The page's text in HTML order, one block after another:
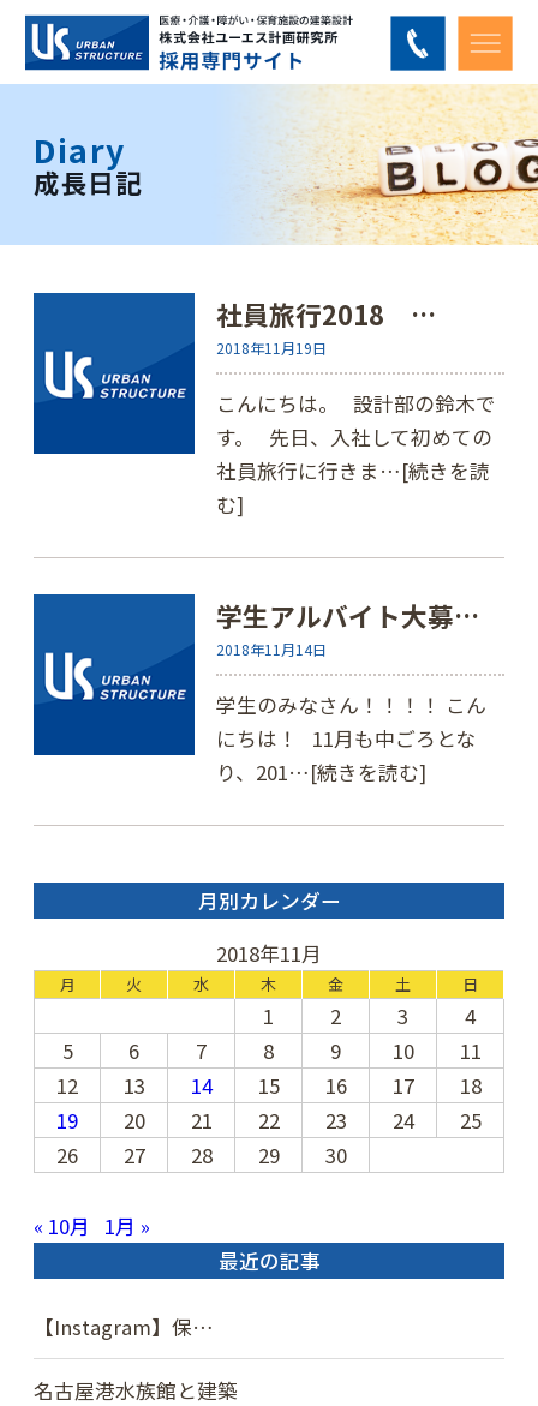
Diary
成長日記
社員旅行2018 …
2018年11月19日
こんにちは。 設計部の鈴木で
す。 先日、入社して初めての
社員旅行に行きま…[続きを読
む]
学生アルバイト大募…
2018年11月14日
学生のみなさん！！！！ こん
にちは！ 11月も中ごろとな
り、201…[続きを読む]
月別カレンダー
2018年11月
月 火 水 木 金 土 日
1 2 3
4
5
6 7 8 9 10
11
12
13 14 15 16 17
18
19
20 21 22 23 24
25
26
27 28 29 30
« 10月
1月 »
最近の記事
【Instagram】保…
名古屋港水族館と建築